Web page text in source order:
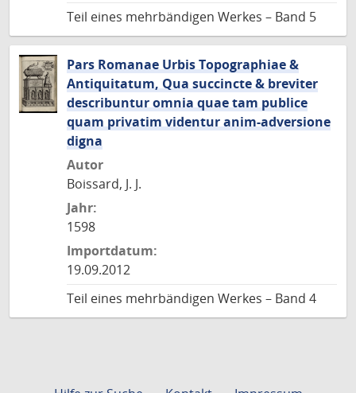
Teil eines mehrbändigen Werkes – Band 5
Pars Romanae Urbis Topographiae &
Antiquitatum, Qua succincte & breviter
describuntur omnia quae tam publice
quam privatim videntur anim-adversione
digna
Autor
Boissard, J. J.
Jahr:
1598
Importdatum:
19.09.2012
Teil eines mehrbändigen Werkes – Band 4